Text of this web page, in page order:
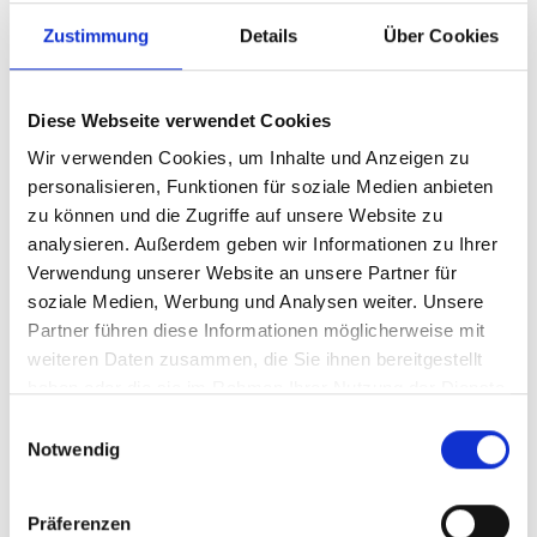
Zustimmung Details Über Cookies
Diese Webseite verwendet Cookies
Wir verwenden Cookies, um Inhalte und Anzeigen zu
personalisieren, Funktionen für soziale Medien anbieten
zu können und die Zugriffe auf unsere Website zu
analysieren. Außerdem geben wir Informationen zu Ihrer
Verwendung unserer Website an unsere Partner für
soziale Medien, Werbung und Analysen weiter. Unsere
Partner führen diese Informationen möglicherweise mit
weiteren Daten zusammen, die Sie ihnen bereitgestellt
Notwendig
Präferenzen
rechts): Alicia Bárcena Ibarra, Carsten Schneider Kamran Khan und
Tariye Gbadegesin.
Im Gespräch ging es unter anderem darum, wie
Klimaschutzverpflichtungen effektiv umgesetzt und
nationale Klimabeiträge (NDCs) vor Ort realisiert
werden können. Zudem wurde diskutiert, wie robuste
Klimastrategien die wirtschaftliche Entwicklung
fördern und durch klare politische
Investitionen schaffen.
Hier finden Sie die Aufzeichnung der